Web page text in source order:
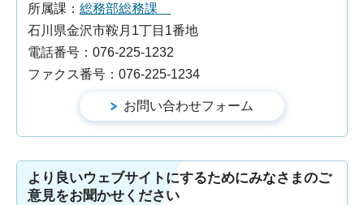
所属課： 総務部総務課
石川県金沢市鞍月1丁目1番地
電話番号：076-225-1232
ファクス番号：076-225-1234
より良いウェブサイトにするためにみなさまのご
意見をお聞かせください